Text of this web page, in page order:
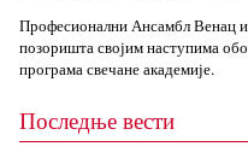
Професионални Ансамбл Венац
позоришта својим наступима
програма свечане академије.
Последње вести